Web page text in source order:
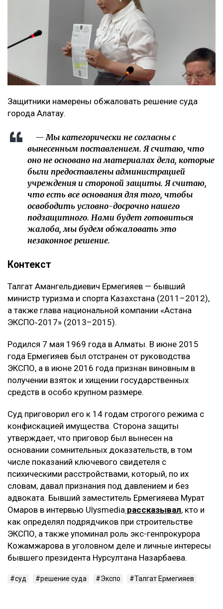
Защитники намерены обжаловать решение суда
города Алатау.
— Мы категорически не согласны с
вынесенным поставлением. Я считаю, что
оно не основано на материалах дела, которые
были предоставлены администрацией
учреждения и стороной защиты. Я считаю,
что есть все основания для того, чтобы
освободить условно-досрочно нашего
подзащитного. Нами будет готовиться
жалоба, мы будем обжаловать это
незаконное решение.
Контекст
Талгат Амангельдиевич Ермегияев — бывший
министр туризма и спорта Казахстана (2011–2012),
а также глава национальной компании «Астана
ЭКСПО‑2017» (2013–2015).
Родился 7 мая 1969 года в Алматы. В июне 2015
года Ермегияев был отстранен от руководства
ЭКСПО, а в июне 2016 года признан виновным в
получении взяток и хищении государственных
средств в особо крупном размере.
Суд приговорил его к 14 годам строгого режима с
конфискацией имущества. Сторона защиты
утверждает, что приговор был вынесен на
основании сомнительных доказательств, в том
числе показаний ключевого свидетеля с
психическими расстройствами, который, по их
словам, давал признания под давлением и без
адвоката. Бывший заместитель Ермегияева Мурат
Омаров в интервью Ulysmedia рассказывал, кто и
как определял подрядчиков при строительстве
ЭКСПО, а также упоминал роль экс-генпрокурора
Кожамжарова в уголовном деле и личные интересы
бывшего президента Нурсултана Назарбаева.
суд решение суда Экспо Талгат Ермегияев